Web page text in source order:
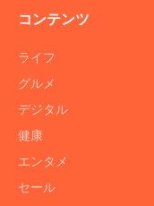
コンテンツ
ライフ
グルメ
デジタル
健康
エンタメ
セール